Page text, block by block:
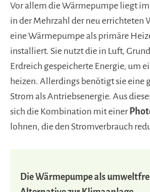
Vor allem die Wärmepumpe liegt im
in der Mehrzahl der neu errichteten
eine Wärmepumpe als primäre
installiert. Sie nutzt die in Luft,
Erdreich gespeicherte Energie, um
heizen. Allerdings benötigt sie eine
Strom als Antriebsenergie. Aus
sich die Kombination mit einer
lohnen, die den Stromverbrauch
Die Wärmepumpe als